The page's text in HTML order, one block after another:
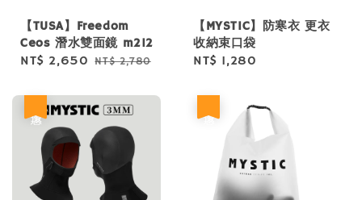
【TUSA】Freedom
Ceos 潛水雙面鏡 m212
Sale
NT$ 2,650 Regular
NT$ 2,780
【MYSTIC】防寒衣 更衣
收納束口袋
Regular
NT$ 1,280